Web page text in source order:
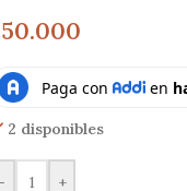
2 disponibles
- +